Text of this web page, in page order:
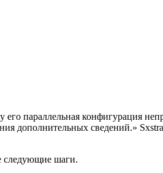
параллельная конфигурация
дополнительных сведений.»
следующие шаги.